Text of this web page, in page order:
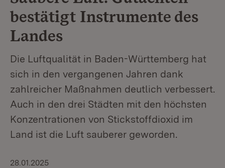
bestätigt Instrumente des
Landes
Die Luftqualität in Baden-Württemberg hat
sich in den vergangenen Jahren dank
zahlreicher Maßnahmen deutlich verbessert.
Auch in den drei Städten mit den höchsten
Konzentrationen von Stickstoffdioxid im
Land ist die Luft sauberer geworden.
28.01.2025